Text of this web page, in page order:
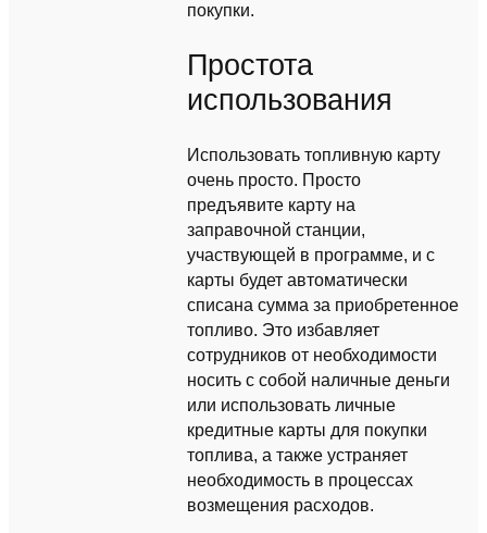
покупки.
Простота
использования
Использовать топливную карту
очень просто. Просто
предъявите карту на
заправочной станции,
участвующей в программе, и с
карты будет автоматически
списана сумма за приобретенное
топливо. Это избавляет
сотрудников от необходимости
носить с собой наличные деньги
или использовать личные
кредитные карты для покупки
топлива, а также устраняет
необходимость в процессах
возмещения расходов.